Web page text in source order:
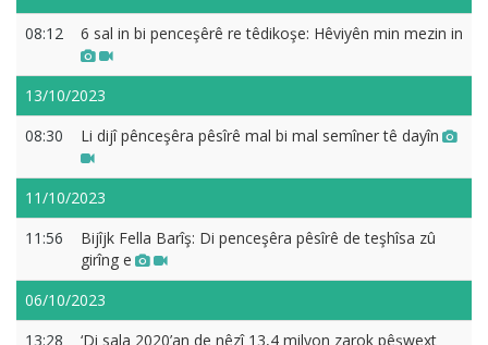
08:12
6 sal in bi penceşêrê re têdikoşe: Hêviyên min mezin in
13/10/2023
08:30
Li dijî pênceşêra pêsîrê mal bi mal semîner tê dayîn
11/10/2023
11:56
Bijîjk Fella Barîş: Di penceşêra pêsîrê de teşhîsa zû
girîng e
06/10/2023
13:28
‘Di sala 2020’an de nêzî 13,4 milyon zarok pêşwext